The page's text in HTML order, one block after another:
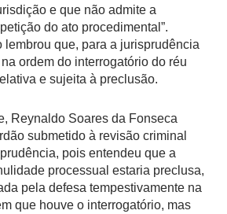
e que não admite a
do ato procedimental”.
lembrou que, para a jurisprudência
ordem do interrogatório do réu
e sujeita à preclusão.
Reynaldo Soares da Fonseca
submetido à revisão criminal
pois entendeu que a
processual estaria preclusa,
pela defesa tempestivamente na
que houve o interrogatório, mas